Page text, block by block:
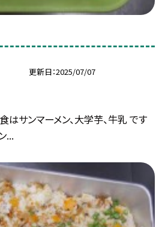
更新日 2025/07/07
はサンマーメン、大学芋、牛乳 です
...